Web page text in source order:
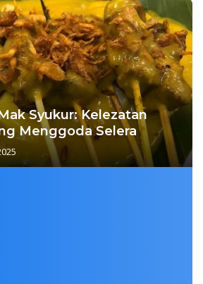
Syukur: Kelezatan
Menggoda Selera